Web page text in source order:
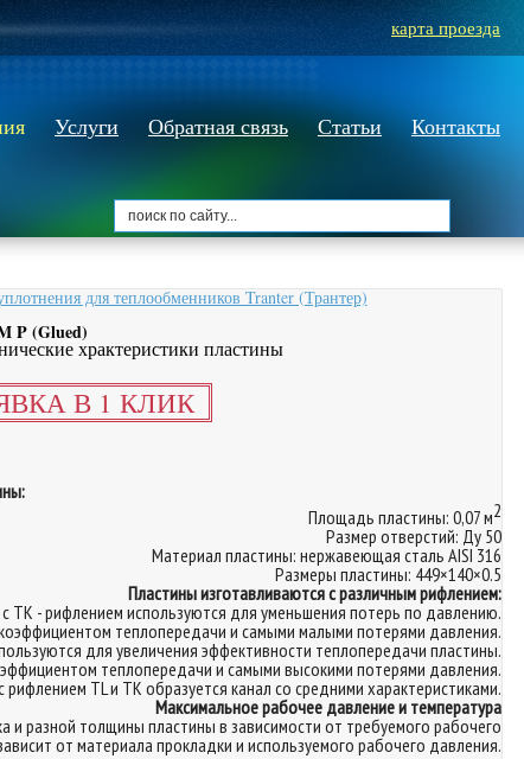
карта проезда
Услуги Обратная связь Статьи Контакты
для теплообменников Tranter (Трантер)
P (Glued)
храктеристики пластины
В 1 КЛИК
Площадь пластины: 0,07 м2
Размер отверстий: Ду 50
Материал пластины: нержавеющая сталь AISI 316
Размеры пластины: 449×140×0.5
Пластины изготавливаются с различным рифлением:
TK - рифлением используются для уменьшения потерь по давлению.
теплопередачи и самыми малыми потерями давления.
для увеличения эффективности теплопередачи пластины.
теплопередачи и самыми высокими потерями давления.
ТL и TK образуется канал со средними характеристиками.
Максимальное рабочее давление и температура
разной толщины пластины в зависимости от требуемого рабочего
от материала прокладки и используемого рабочего давления.